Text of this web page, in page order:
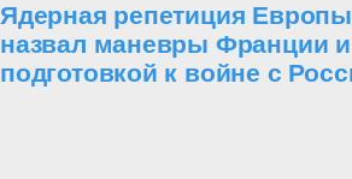
Ядерная репетиция
назвал маневры Франции
подготовкой к войне с